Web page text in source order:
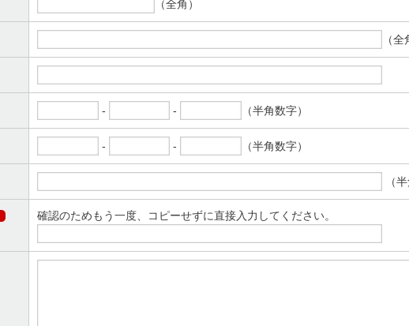
（全角）
（
- - （半角数字）
- - （半角数字）
（
確認のためもう一度、コピーせずに直接入力してください。